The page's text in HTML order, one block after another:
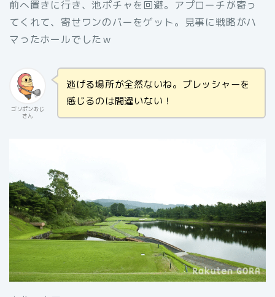
前へ置きに行き、池ポチャを回避。アプローチが寄っ
てくれて、寄せワンのパーをゲット。見事に戦略がハ
マったホールでしたｗ
ゴリポンおじ
さん
逃げる場所が全然ないね。プレッシャーを
感じるのは間違いない！